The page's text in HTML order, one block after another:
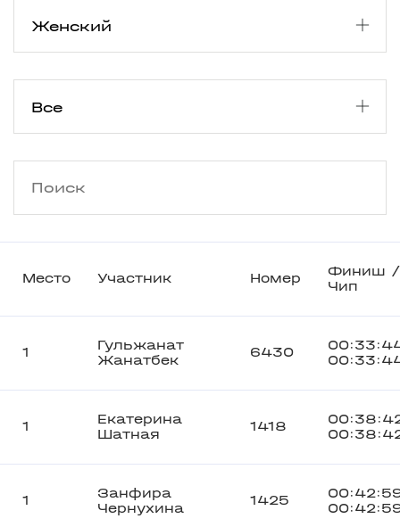
Место Участник Номер
Финиш /
Чип
1
Гульжанат
Жанатбек
6430
1
Екатерина
Шатная
1418
1
Занфира
Чернухина
1425